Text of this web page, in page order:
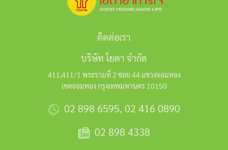
ติดต่อเรา
บริษัท โยตา จำกัด
411,411/1 พระรามที่ 2 ซอย 44 แขวงจอมทอง
เขตจอมทอง กรุงเทพมหานคร 10150
02 898 6595, 02 416 0890
02 898 4338